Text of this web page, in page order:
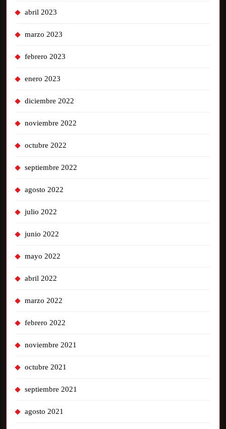
abril 2023
marzo 2023
febrero 2023
enero 2023
diciembre 2022
noviembre 2022
octubre 2022
septiembre 2022
agosto 2022
julio 2022
junio 2022
mayo 2022
abril 2022
marzo 2022
febrero 2022
noviembre 2021
octubre 2021
septiembre 2021
agosto 2021